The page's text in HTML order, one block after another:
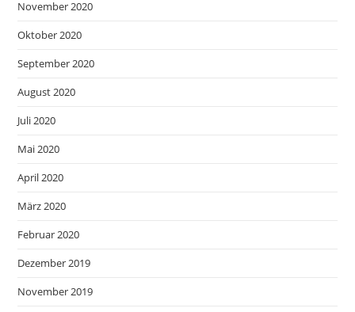
November 2020
Oktober 2020
September 2020
August 2020
Juli 2020
Mai 2020
April 2020
März 2020
Februar 2020
Dezember 2019
November 2019